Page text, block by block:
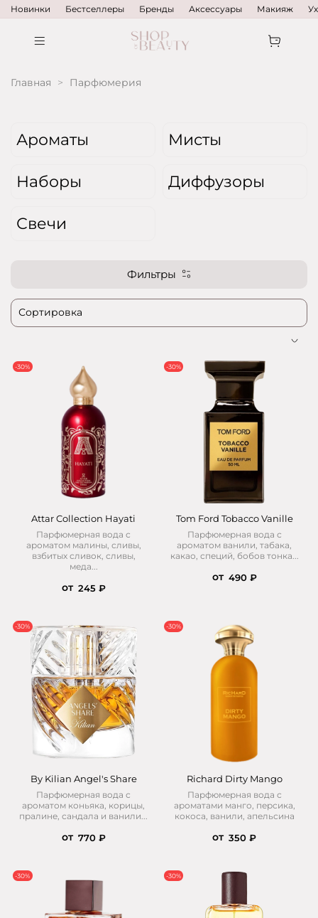
Новинки Бестселлеры Бренды Аксессуары Макияж
Главная Парфюмерия
Ароматы Мисты
Наборы Диффузоры
Свечи
Фильтры
-30%
Attar Collection Hayati
Парфюмерная вода с
ароматом малины, сливы,
взбитых сливок, сливы,
меда...
от 245 ₽
-30%
Tom Ford Tobacco Vanille
Парфюмерная вода с
ароматом ванили, табака,
какао, специй, бобов тонка...
от 490 ₽
-30%
By Kilian Angel's Share
Парфюмерная вода с
ароматом коньяка, корицы,
пралине, сандала и ванили...
от 770 ₽
-30%
Richard Dirty Mango
Парфюмерная вода с
ароматами манго, персика,
кокоса, ванили, апельсина
от 350 ₽
-30% -30%